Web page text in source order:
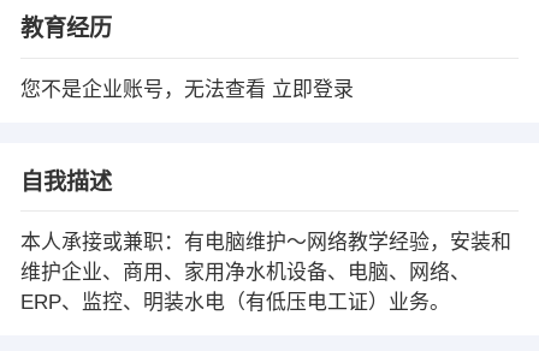
教育经历
您不是企业账号，无法查看 立即登录
自我描述
本人承接或兼职：有电脑维护～网络教学经验，安装和
维护企业、商用、家用净水机设备、电脑、网络、
ERP、监控、明装水电（有低压电工证）业务。